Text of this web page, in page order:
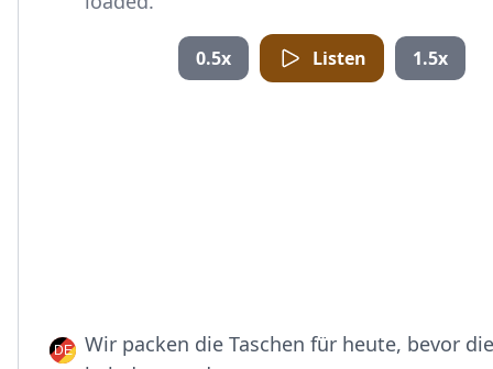
0.5x Listen 1.5x
Wir packen die Taschen für heute, bevor